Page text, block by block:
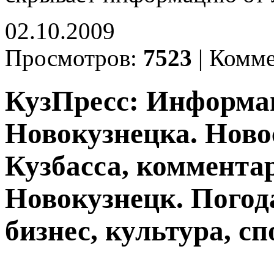
02.10.2009
Просмотров: 7523 |
КузПресс:
Новокузнецка.
Кузбасса,
Новокузнецк.
бизнес, культура,